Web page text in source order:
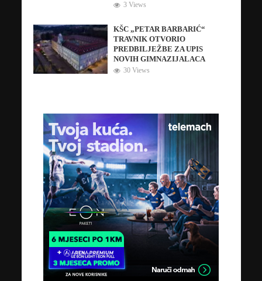
3 Views
KŠC „PETAR BARBARIĆ“
TRAVNIK OTVORIO
PREDBILJEŽBE ZA UPIS
NOVIH GIMNAZIJALACA
30 Views